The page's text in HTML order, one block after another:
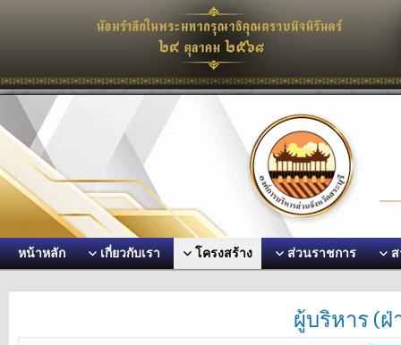
หน้าหลัก เกี่ยวกับเรา โครงสร้าง ส่วนราชการ ส
ผู้บริหาร (ฝ่